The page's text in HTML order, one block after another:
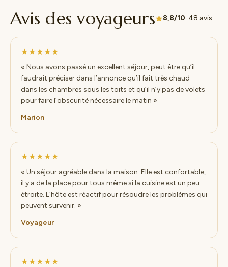
Avis des voyageurs 8,8/10· 48 avis
★★★★★
« Nous avons passé un excellent séjour, peut être qu’il
faudrait préciser dans l’annonce qu’il fait très chaud
dans les chambres sous les toits et qu’il n’y pas de volets
pour faire l’obscurité nécessaire le matin »
Marion
★★★★★
« Un séjour agréable dans la maison. Elle est confortable,
il y a de la place pour tous même si la cuisine est un peu
étroite. L'hôte est réactif pour résoudre les problèmes qui
peuvent survenir. »
Voyageur
★★★★★